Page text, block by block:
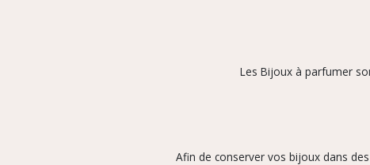
Les Bijoux à parfumer
Afin de conserver vos bijoux dans